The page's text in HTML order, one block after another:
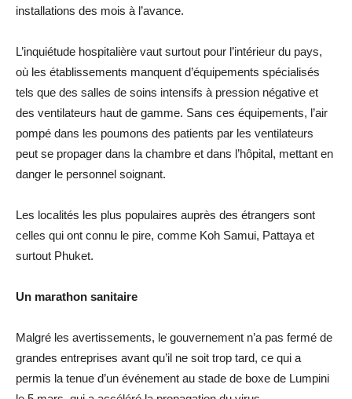
installations des mois à l’avance.
L’inquiétude hospitalière vaut surtout pour l’intérieur du pays,
où les établissements manquent d’équipements spécialisés
tels que des salles de soins intensifs à pression négative et
des ventilateurs haut de gamme. Sans ces équipements, l’air
pompé dans les poumons des patients par les ventilateurs
peut se propager dans la chambre et dans l’hôpital, mettant en
danger le personnel soignant.
Les localités les plus populaires auprès des étrangers sont
celles qui ont connu le pire, comme Koh Samui, Pattaya et
surtout Phuket.
Un marathon sanitaire
Malgré les avertissements, le gouvernement n’a pas fermé de
grandes entreprises avant qu’il ne soit trop tard, ce qui a
permis la tenue d’un événement au stade de boxe de Lumpini